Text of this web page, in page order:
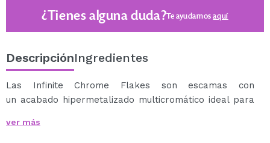
¿Tienes alguna duda?Te ayudamosaquí
DescripciónIngredientes
Las Infinite Chrome Flakes son escamas con
un acabado hipermetalizado multicromático ideal para
Se pueden utilizar directamente sobre el párpado,
ver más